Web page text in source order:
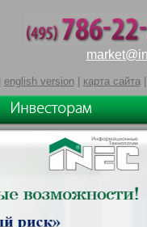
english version| карта сайта|